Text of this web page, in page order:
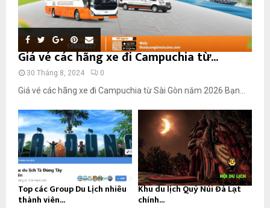
Giá vé các hãng xe đi Campuchia từ...
30 Tháng 8, 2024 0
Giá vé các hãng xe đi Campuchia từ Sài Gòn năm 2026 Bạn...
Top các Group Du Lịch nhiều
thành viên...
Khu du lịch Quỷ Núi Đà Lạt
chính...